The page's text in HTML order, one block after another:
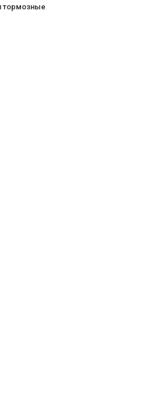
тормозные